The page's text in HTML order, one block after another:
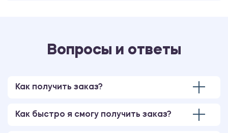
Вопросы и ответы
Как получить заказ?
Как быстро я смогу получить заказ?